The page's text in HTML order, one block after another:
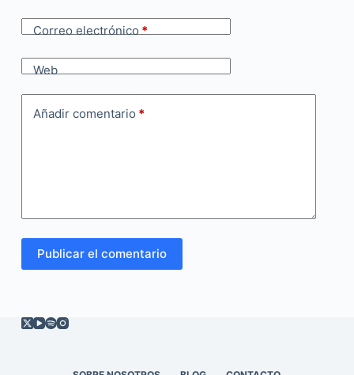
Correo electrónico*
Web
Añadir comentario *
Publicar el comentario